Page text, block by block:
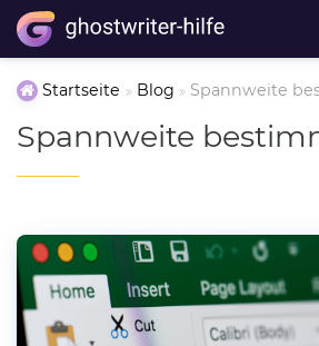
Startseite Blog Spannweite
Spannweite